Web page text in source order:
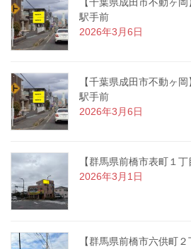
駅手前
2026年3月6日
【千葉県成田市不動ヶ
駅手前
2026年3月6日
【群馬県前橋市表町１
2026年3月1日
【群馬県前橋市六供町